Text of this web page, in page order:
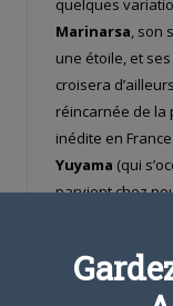
quelques
Marinarsa, son
une étoile, et
croisera
réincarnée de la
inédite en France.
Yuyama (qui
parvient chez
Autrefois
désormais